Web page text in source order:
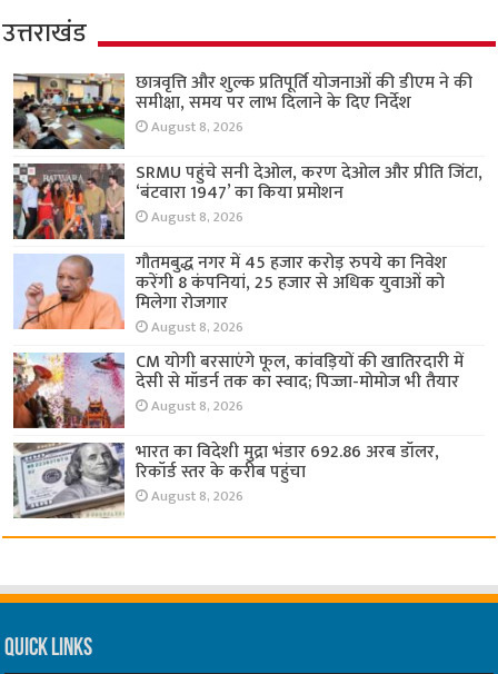
उत्तराखंड
छात्रवृत्ति और शुल्क प्रतिपूर्ति योजनाओं की डीएम ने की
समीक्षा, समय पर लाभ दिलाने के दिए निर्देश
August 8, 2026
SRMU पहुंचे सनी देओल, करण देओल और प्रीति जिंटा,
‘बंटवारा 1947’ का किया प्रमोशन
August 8, 2026
गौतमबुद्ध नगर में 45 हजार करोड़ रुपये का निवेश
करेंगी 8 कंपनियां, 25 हजार से अधिक युवाओं को
मिलेगा रोजगार
August 8, 2026
CM योगी बरसाएंगे फूल, कांवड़ियों की खातिरदारी में
देसी से मॉडर्न तक का स्वाद; पिज्जा-मोमोज भी तैयार
August 8, 2026
भारत का विदेशी मुद्रा भंडार 692.86 अरब डॉलर,
रिकॉर्ड स्तर के करीब पहुंचा
August 8, 2026
Quick Links